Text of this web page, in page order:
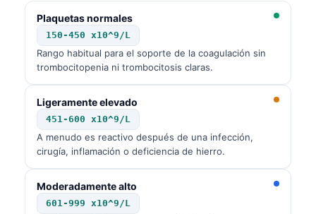
Plaquetas normales
150-450 x10^9/L
Rango habitual para el soporte de la coagulación sin
trombocitopenia ni trombocitosis claras.
Ligeramente elevado
451-600 x10^9/L
A menudo es reactivo después de una infección,
cirugía, inflamación o deficiencia de hierro.
Moderadamente alto
601-999 x10^9/L